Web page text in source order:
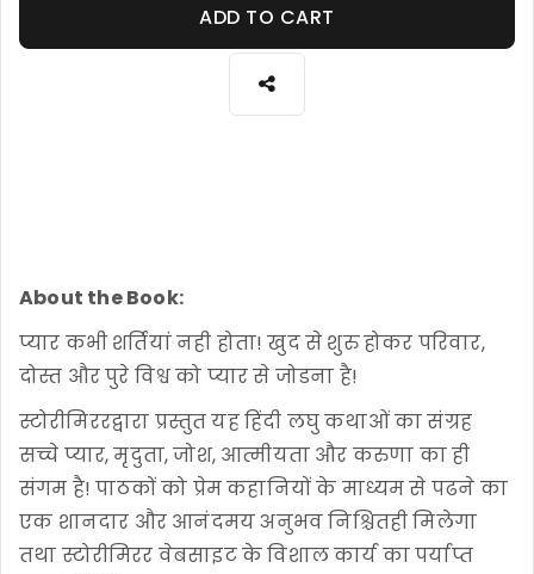
ADD TO CART
About the Book:
प्यार कभी शर्तियां नही होता! खुद से शुरु होकर परिवार,
दोस्त और पुरे विश्व को प्यार से जोडना है!
स्टोरीमिररद्वारा प्रस्तुत यह हिंदी लघु कथाओं का संग्रह
सच्चे प्यार, मृदुता, जोश, आत्मीयता और करुणा का ही
संगम है! पाठकों को प्रेम कहानियों के माध्यम से पढने का
एक शानदार और आनंदमय अनुभव निश्चितही मिलेगा
तथा स्टोरीमिरर वेबसाइट के विशाल कार्य का पर्याप्त